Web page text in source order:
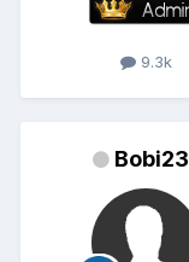
9.3k
Bobi23